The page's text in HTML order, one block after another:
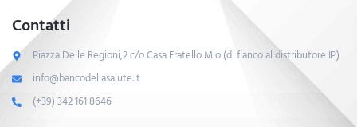
Contatti
Piazza Delle Regioni,2 c/o Casa Fratello Mio (di fianco al distributore IP)
info@bancodellasalute.it
(+39) 342 161 8646